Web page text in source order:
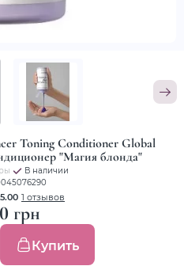
Toning Conditioner Global
"Магия блонда"
В наличии
5.00 1 отзывов
грн
Купить